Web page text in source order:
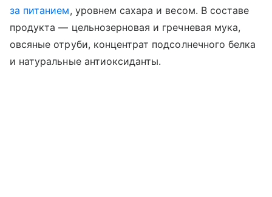
за питанием, уровнем сахара и весом. В составе
продукта — цельнозерновая и гречневая мука,
овсяные отруби, концентрат подсолнечного белка
и натуральные антиоксиданты.